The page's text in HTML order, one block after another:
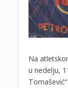
Na
u nedelju,